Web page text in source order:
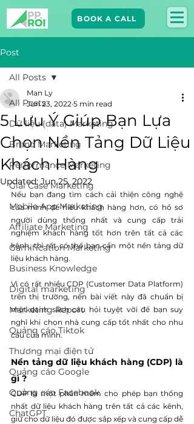
BOOK A CALL
Post
All Posts
Dữ liệu (data) Marketing
Brand Marketing​
Performance Marketing
Giải Case Marketing
Mobile App Marketing
Affiliate Marketing
Gamification Marketing
Business Knowledge
Digital marketing
Marketing Report
Quảng cáo Tiktok
Thương mại điện tử
Quảng cáo Google
Quảng cáo Facebook
ChatGPT
All Posts
5 Lưu Ý Giúp Bạn Lựa
Chọn Nền Tảng Dữ Liệu
Khách Hàng
Man Ly
Jun 23, 2022 5 min read
Updated:Jun 25, 2022
Nếu bạn đang tìm cách cải thiện công nghệ
của mình để hiểu khách hàng hơn, có hồ sơ
người dùng thống nhất và cung cấp trải
nghiệm khách hàng tốt hơn trên tất cả các
kênh, thì rất có thể bạn cần một nền tảng dữ
liệu khách hàng.
Vì có rất nhiều CDP (Customer Data Platform)
trên thị trường, nên bài viết này đã chuẩn bị
một danh sách câu hỏi tuyệt vời để bạn suy
nghĩ khi chọn nhà cung cấp tốt nhất cho nhu
cầu của mình.
Nền tảng dữ liệu khách hàng (CDP) là
gì ?
CDP là một phần mềm cho phép bạn thống
nhất dữ liệu khách hàng trên tất cả các kênh,
giữ cho dữ liệu đó được sắp xếp và cung cấp dễ